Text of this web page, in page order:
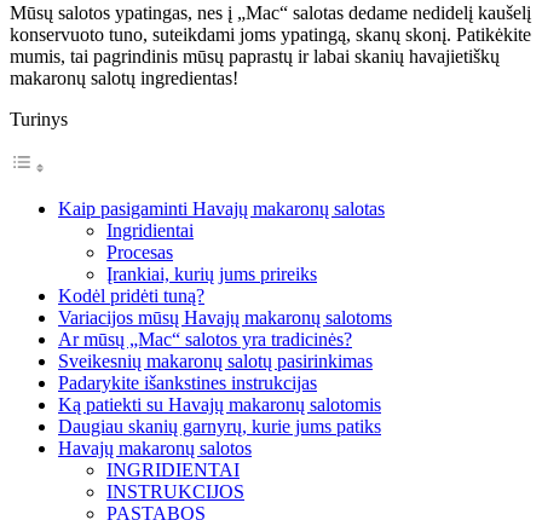
Mūsų salotos ypatingas, nes į „Mac“ salotas dedame nedidelį kaušelį
konservuoto tuno, suteikdami joms ypatingą, skanų skonį. Patikėkite
mumis, tai pagrindinis mūsų paprastų ir labai skanių havajietiškų
makaronų salotų ingredientas!
Turinys
Kaip pasigaminti Havajų makaronų salotas
Ingridientai
Procesas
Įrankiai, kurių jums prireiks
Kodėl pridėti tuną?
Variacijos mūsų Havajų makaronų salotoms
Ar mūsų „Mac“ salotos yra tradicinės?
Sveikesnių makaronų salotų pasirinkimas
Padarykite išankstines instrukcijas
Ką patiekti su Havajų makaronų salotomis
Daugiau skanių garnyrų, kurie jums patiks
Havajų makaronų salotos
INGRIDIENTAI
INSTRUKCIJOS
PASTABOS